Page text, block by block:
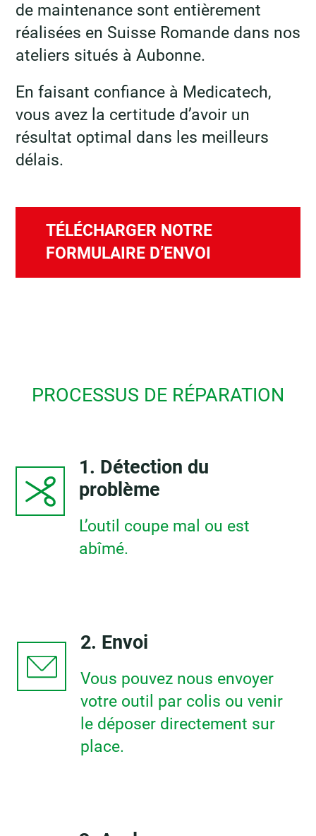
de maintenance sont entièrement
réalisées en Suisse Romande dans nos
ateliers situés à Aubonne.
En faisant confiance à Medicatech,
vous avez la certitude d’avoir un
résultat optimal dans les meilleurs
délais.
TÉLÉCHARGER NOTRE
FORMULAIRE D’ENVOI
PROCESSUS DE RÉPARATION
1. Détection du
problème
L’outil coupe mal ou est
abîmé.
2. Envoi
Vous pouvez nous envoyer
votre outil par colis ou venir
le déposer directement sur
place.